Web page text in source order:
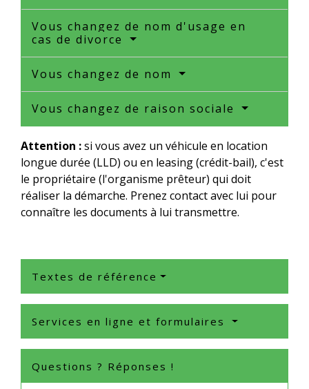
Vous changez de nom d'usage en
cas de divorce
Vous changez de nom
Vous changez de raison sociale
Attention :si vous avez un véhicule en location
longue durée (LLD) ou en leasing (crédit-bail), c'est
le propriétaire (l'organisme prêteur) qui doit
réaliser la démarche. Prenez contact avec lui pour
connaître les documents à lui transmettre.
Textes de référence
Services en ligne et formulaires
Questions ? Réponses !